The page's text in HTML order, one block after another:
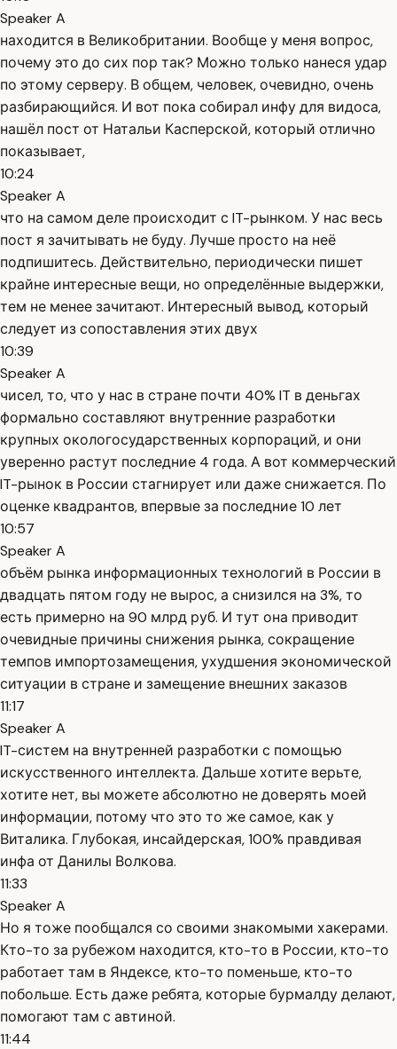
Speaker A
находится в Великобритании. Вообще у меня вопрос,
почему это до сих пор так? Можно только нанеся удар
по этому серверу. В общем, человек, очевидно, очень
разбирающийся. И вот пока собирал инфу для видоса,
нашёл пост от Натальи Касперской, который отлично
показывает,
10:24
Speaker A
что на самом деле происходит с IT-рынком. У нас весь
пост я зачитывать не буду. Лучше просто на неё
подпишитесь. Действительно, периодически пишет
крайне интересные вещи, но определённые выдержки,
тем не менее зачитают. Интересный вывод, который
следует из сопоставления этих двух
10:39
Speaker A
чисел, то, что у нас в стране почти 40% IT в деньгах
формально составляют внутренние разработки
крупных окологосударственных корпораций, и они
уверенно растут последние 4 года. А вот коммерческий
IT-рынок в России стагнирует или даже снижается. По
оценке квадрантов, впервые за последние 10 лет
10:57
Speaker A
объём рынка информационных технологий в России в
двадцать пятом году не вырос, а снизился на 3%, то
есть примерно на 90 млрд руб. И тут она приводит
очевидные причины снижения рынка, сокращение
темпов импортозамещения, ухудшения экономической
ситуации в стране и замещение внешних заказов
11:17
Speaker A
IT-систем на внутренней разработки с помощью
искусственного интеллекта. Дальше хотите верьте,
хотите нет, вы можете абсолютно не доверять моей
информации, потому что это то же самое, как у
Виталика. Глубокая, инсайдерская, 100% правдивая
инфа от Данилы Волкова.
11:33
Speaker A
Но я тоже пообщался со своими знакомыми хакерами.
Кто-то за рубежом находится, кто-то в России, кто-то
работает там в Яндексе, кто-то поменьше, кто-то
побольше. Есть даже ребята, которые бурмалду делают,
помогают там с автиной.
11:44